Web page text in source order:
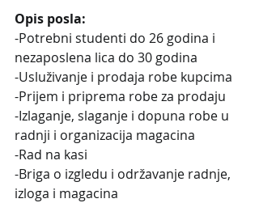
Opis posla:
-Potrebni studenti do 26 godina i
nezaposlena lica do 30 godina
-Usluživanje i prodaja robe kupcima
-Prijem i priprema robe za prodaju
-Izlaganje, slaganje i dopuna robe u
radnji i organizacija magacina
-Rad na kasi
-Briga o izgledu i održavanje radnje,
izloga i magacina